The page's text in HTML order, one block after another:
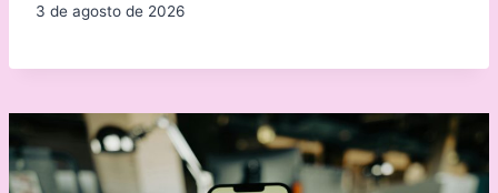
3 de agosto de 2026